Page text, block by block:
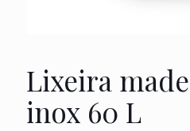
Lixeira
inox 60 L